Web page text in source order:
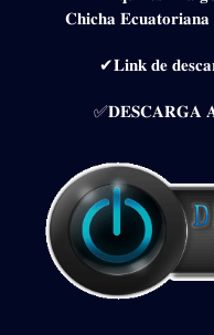
𝐂𝐡𝐢𝐜𝐡𝐚
✔𝐋𝐢𝐧𝐤 𝐝𝐞
✅𝐃𝐄𝐒𝐂𝐀𝐑𝐆𝐀